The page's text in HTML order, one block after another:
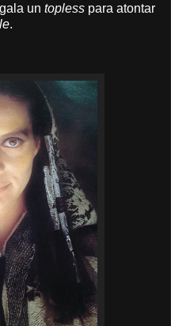
un topless para atontar
.